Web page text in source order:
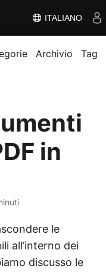
ITALIANO
Archivio Tag
in
le
all’interno dei
discusso le